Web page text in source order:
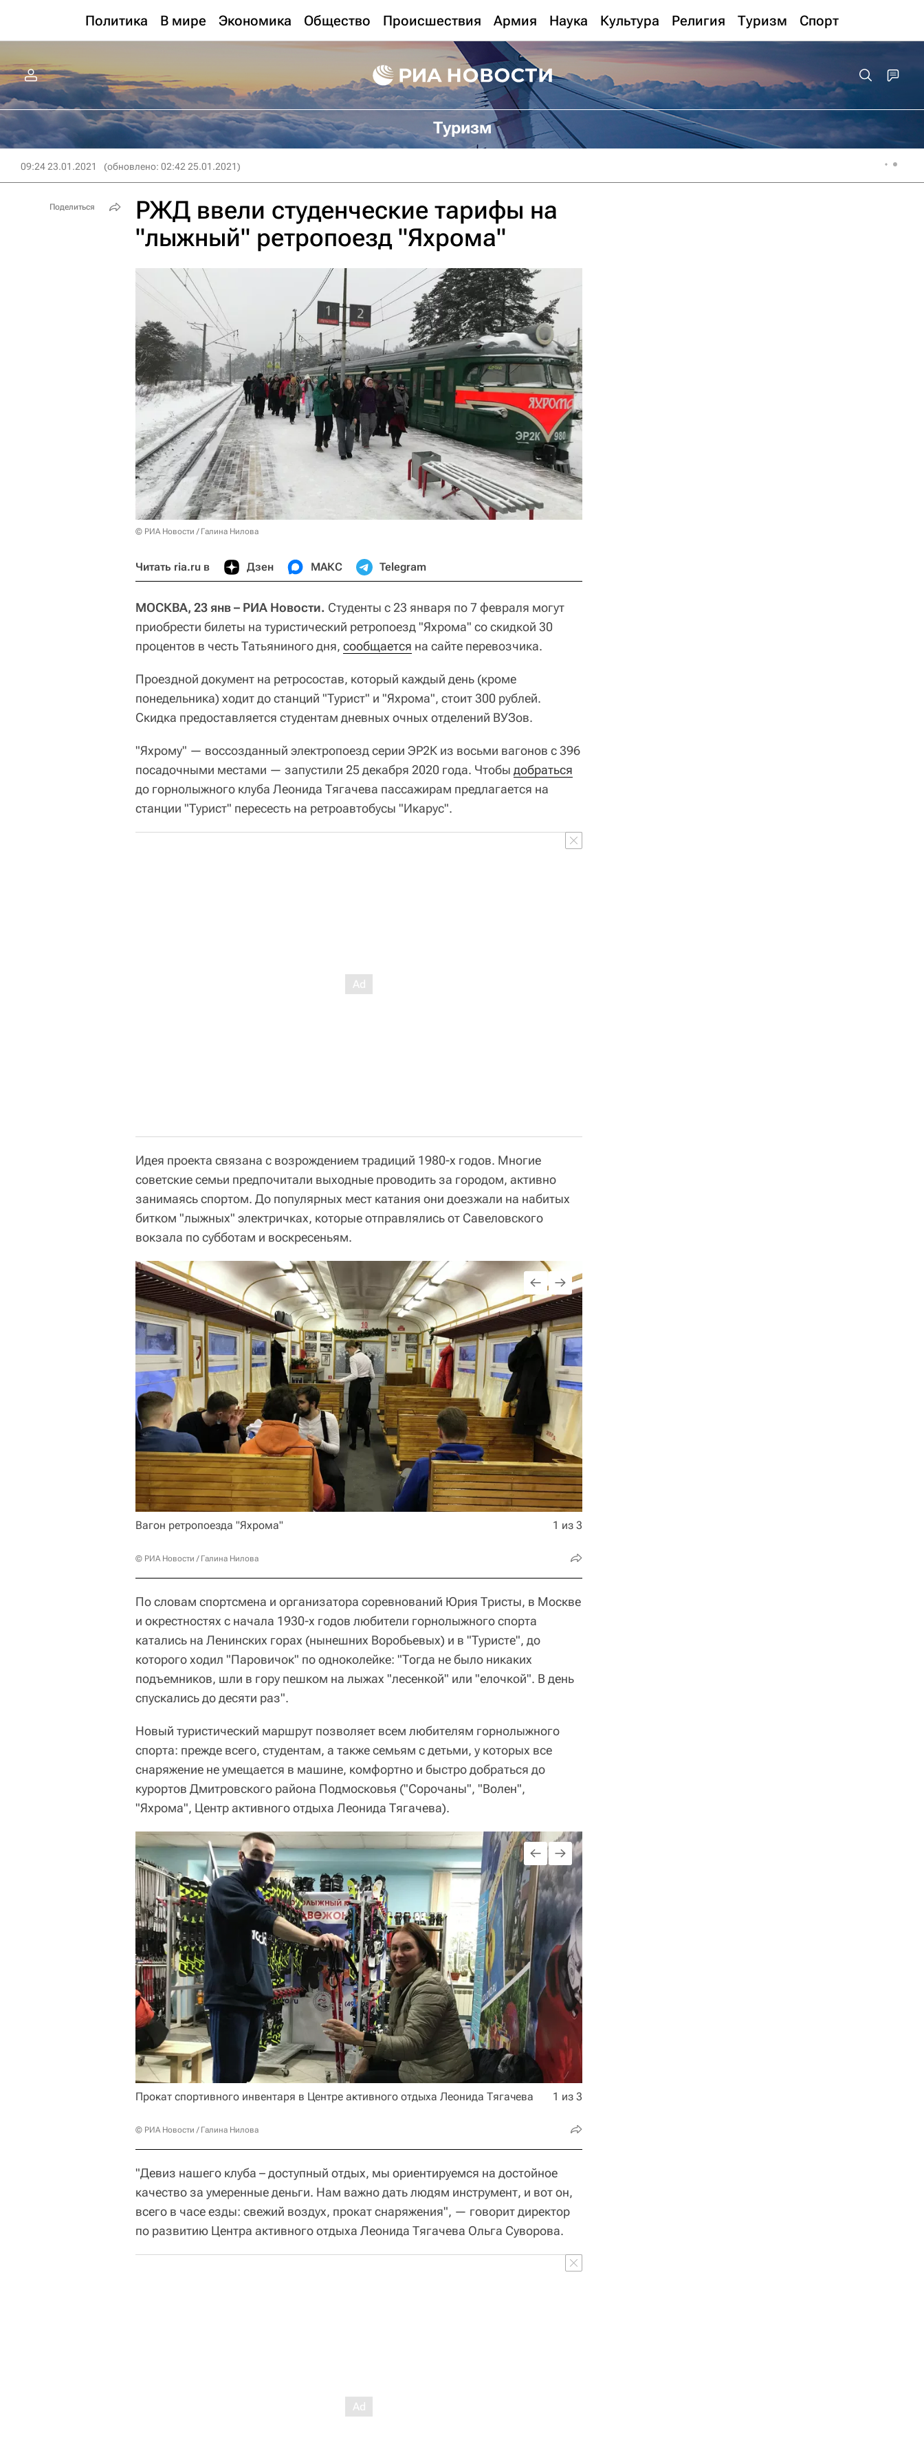
Политика В мире Экономика Общество Происшествия Армия Наука Культура Религия Туризм Спорт
Туризм
09:24 23.01.2021 (обновлено: 02:42 25.01.2021)
РЖД ввели студенческие тарифы на
"лыжный" ретропоезд "Яхрома"
© РИА Новости / Галина Нилова
Читать ria.ru в Дзен МАКС Telegram
МОСКВА, 23 янв – РИА Новости. Студенты с 23 января по 7 февраля могут
приобрести билеты на туристический ретропоезд "Яхрома" со скидкой 30
процентов в честь Татьяниного дня, сообщается на сайте перевозчика.
Проездной документ на ретросостав, который каждый день (кроме
понедельника) ходит до станций "Турист" и "Яхрома", стоит 300 рублей.
Скидка предоставляется студентам дневных очных отделений ВУЗов.
"Яхрому" — воссозданный электропоезд серии ЭР2К из восьми вагонов с 396
посадочными местами — запустили 25 декабря 2020 года. Чтобы добраться
до горнолыжного клуба Леонида Тягачева пассажирам предлагается на
станции "Турист" пересесть на ретроавтобусы "Икарус".
Идея проекта связана с возрождением традиций 1980-х годов. Многие
советские семьи предпочитали выходные проводить за городом, активно
занимаясь спортом. До популярных мест катания они доезжали на набитых
битком "лыжных" электричках, которые отправлялись от Савеловского
вокзала по субботам и воскресеньям.
Вагон ретропоезда "Яхрома"
© РИА Новости / Галина Нилова
1 из 3
По словам спортсмена и организатора соревнований Юрия Тристы, в Москве
и окрестностях с начала 1930-х годов любители горнолыжного спорта
катались на Ленинских горах (нынешних Воробьевых) и в "Туристе", до
которого ходил "Паровичок" по одноколейке: "Тогда не было никаких
подъемников, шли в гору пешком на лыжах "лесенкой" или "елочкой". В день
спускались до десяти раз".
Новый туристический маршрут позволяет всем любителям горнолыжного
спорта: прежде всего, студентам, а также семьям с детьми, у которых все
снаряжение не умещается в машине, комфортно и быстро добраться до
курортов Дмитровского района Подмосковья ("Сорочаны", "Волен",
"Яхрома", Центр активного отдыха Леонида Тягачева).
Прокат спортивного инвентаря в Центре активного отдыха Леонида Тягачева
© РИА Новости / Галина Нилова
1 из 3
"Девиз нашего клуба – доступный отдых, мы ориентируемся на достойное
качество за умеренные деньги. Нам важно дать людям инструмент, и вот он,
всего в часе езды: свежий воздух, прокат снаряжения", — говорит директор
по развитию Центра активного отдыха Леонида Тягачева Ольга Суворова.
Поделиться